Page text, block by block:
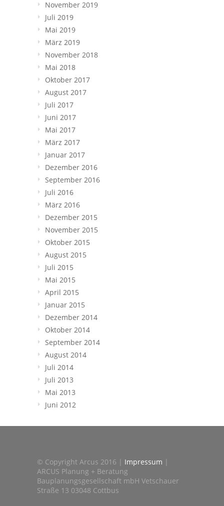
November 2019
Juli 2019
Mai 2019
März 2019
November 2018
Mai 2018
Oktober 2017
August 2017
Juli 2017
Juni 2017
Mai 2017
März 2017
Januar 2017
Dezember 2016
September 2016
Juli 2016
März 2016
Dezember 2015
November 2015
Oktober 2015
August 2015
Juli 2015
Mai 2015
April 2015
Januar 2015
Dezember 2014
Oktober 2014
September 2014
August 2014
Juli 2014
Juli 2013
Mai 2013
Juni 2012
© Copyright Arcus 2016 | Impressum |
ARCUS Planung + Beratung
Bauplanungsgesellschaft mbH Vetschauer
Straße 13 03048 Cottbus